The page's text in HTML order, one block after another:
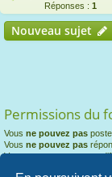
Réponses : 1
Nouveau sujet
Permissions du
Vous ne pouvez pas
Vous ne pouvez pas
Vousne pouvez pas